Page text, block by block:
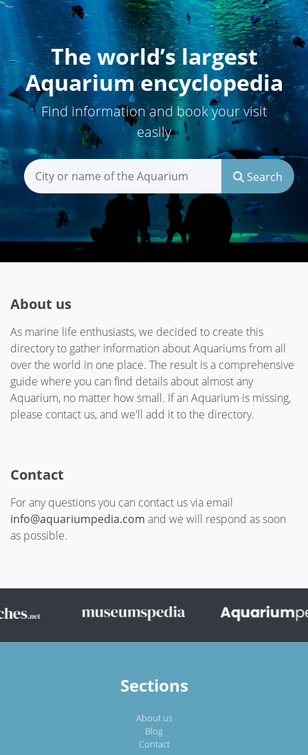
The world’s largest
Aquarium encyclopedia
Find information and book your visit
easily
Search
About us
As marine life enthusiasts, we decided to create this
directory to gather information about Aquariums from all
over the world in one place. The result is a comprehensive
guide where you can find details about almost any
Aquarium, no matter how small. If an Aquarium is missing,
please contact us, and we'll add it to the directory.
Contact
For any questions you can contact us via email
info@aquariumpedia.com and we will respond as soon
as possible.
Sections
About us
Blog
Contact